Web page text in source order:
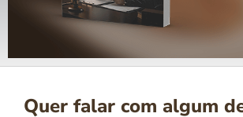
Quer falar com algum